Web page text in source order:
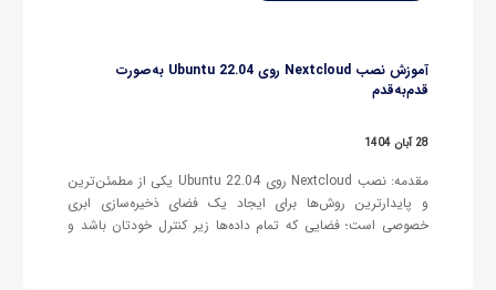
آموزش نصب Nextcloud روی Ubuntu 22.04 به‌صورت
قدم‌به‌قدم
28 آبان 1404
مقدمه: نصب Nextcloud روی Ubuntu 22.04 یکی از مطمئن‌ترین
و پایدارترین روش‌ها برای ایجاد یک فضای ذخیره‌سازی ابری
خصوصی است؛ فضایی که تمام داده‌ها زیر کنترل خودتان باشد و